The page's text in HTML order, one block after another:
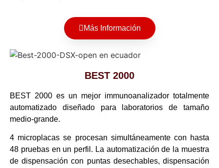
Más Información
BEST 2000
BEST 2000 es un mejor immunoanalizador totalmente
automatizado diseñado para laboratorios de tamaño
medio-grande.
4 microplacas se procesan simultáneamente con hasta
48 pruebas en un perfil. La automatización de la muestra
de dispensación con puntas desechables, dispensación